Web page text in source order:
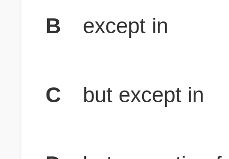
B except in
C but except in